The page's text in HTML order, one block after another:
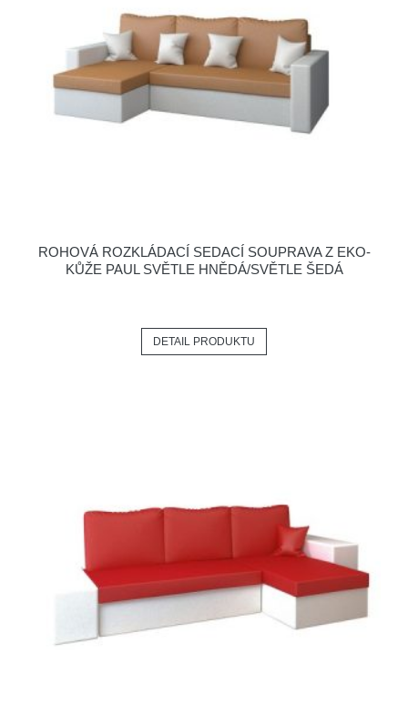
ROHOVÁ ROZKLÁDACÍ SEDACÍ SOUPRAVA Z EKO-
KŮŽE PAUL SVĚTLE HNĚDÁ/SVĚTLE ŠEDÁ
DETAIL PRODUKTU